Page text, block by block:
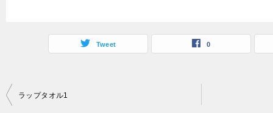
Tweet 0
投
ラップタオル1